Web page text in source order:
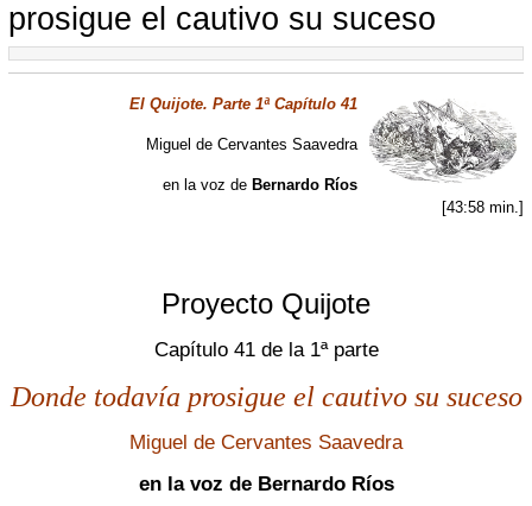
prosigue el cautivo su suceso
El Quijote. Parte 1ª Capítulo 41
Miguel de Cervantes Saavedra
en la voz de Bernardo Ríos
[43:58 min.]
Proyecto Quijote
Capítulo 41 de la 1ª parte
Donde todavía prosigue el cautivo su suceso
Miguel de Cervantes Saavedra
en la voz de Bernardo Ríos